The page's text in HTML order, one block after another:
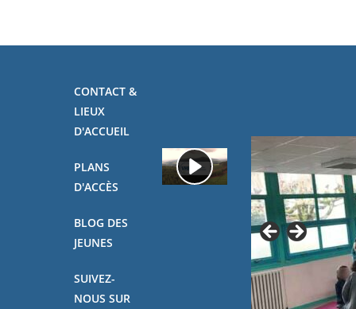
CONTACT &
LIEUX
D'ACCUEIL
PLANS
D'ACCÈS
BLOG DES
JEUNES
SUIVEZ-
NOUS SUR